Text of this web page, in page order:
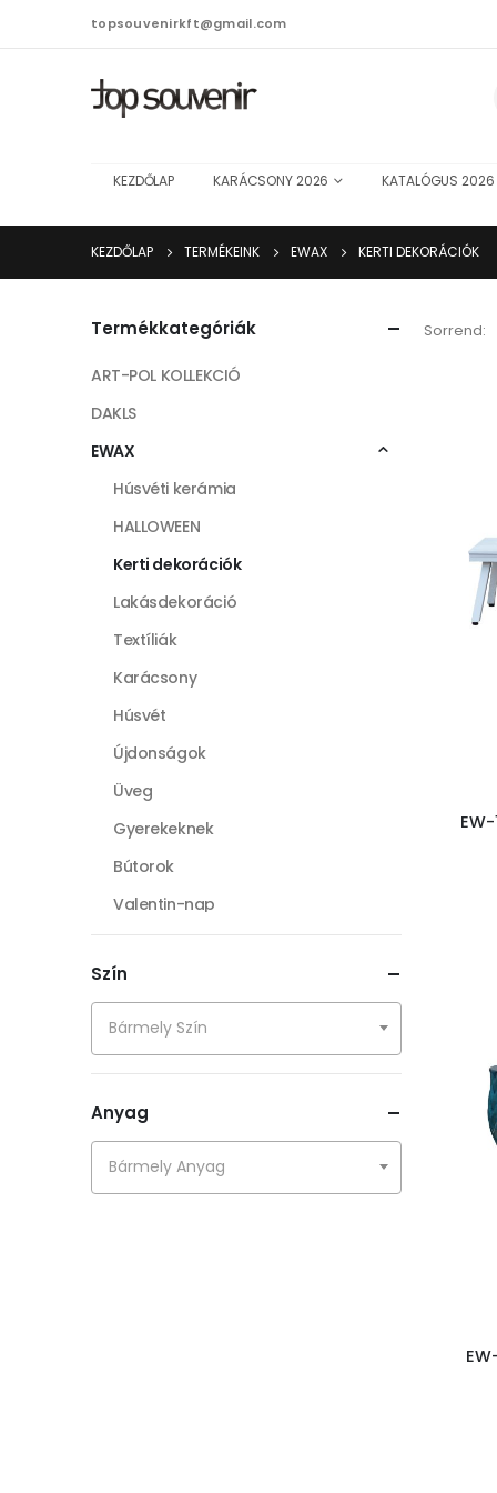
topsouvenirkft@gmail.com
KEZDŐLAP KARÁCSONY 2026 KATALÓGUS 2026
KEZDŐLAP TERMÉKEINK EWAX KERTI DEKORÁCIÓK
Sorrend:
Termékkategóriák
ART-POL KOLLEKCIÓ
DAKLS
EWAX
Húsvéti kerámia
HALLOWEEN
Kerti dekorációk
Lakásdekoráció
Textíliák
Karácsony
Húsvét
Újdonságok
Üveg
Gyerekeknek
Bútorok
Valentin-nap
Tengeri kollekció
Őszi kollekció
Boho kollekció
English Tea Shop®
Fali képek
KÜL ÉS BELTÉRI KASPÓK
Szín
Bármely Szín
Anyag
Bármely Anyag